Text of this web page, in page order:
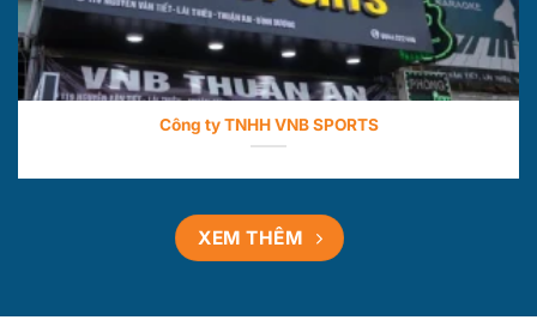
Công ty TNHH VNB SPORTS
XEM THÊM